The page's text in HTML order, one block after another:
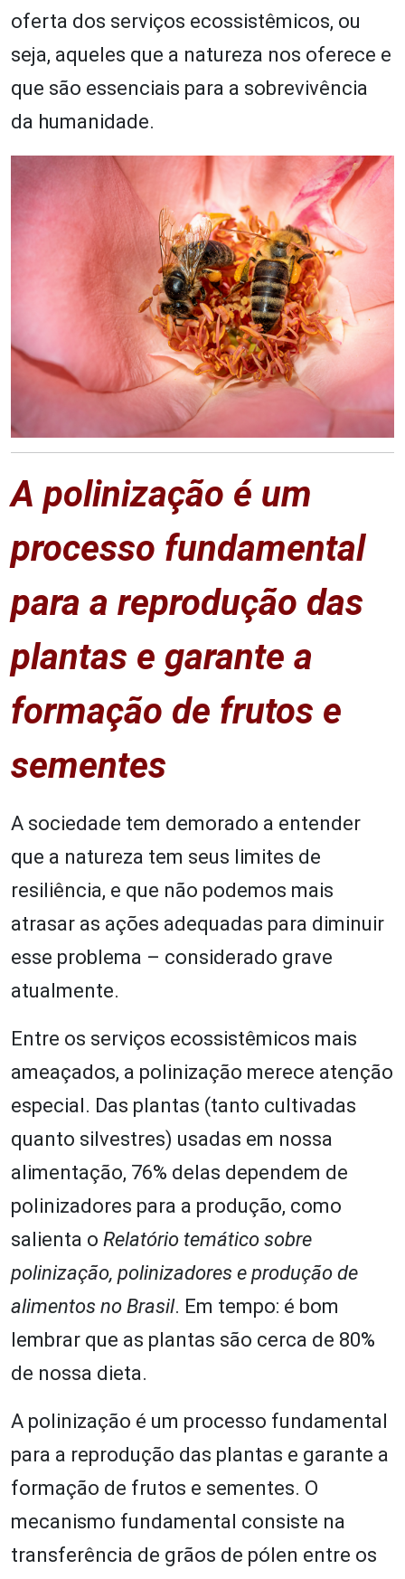
oferta dos serviços ecossistêmicos, ou
seja, aqueles que a natureza nos oferece e
que são essenciais para a sobrevivência
da humanidade.
A polinização é um
processo fundamental
para a reprodução das
plantas e garante a
formação de frutos e
sementes
A sociedade tem demorado a entender
que a natureza tem seus limites de
resiliência, e que não podemos mais
atrasar as ações adequadas para diminuir
esse problema – considerado grave
atualmente.
Entre os serviços ecossistêmicos mais
ameaçados, a polinização merece atenção
especial. Das plantas (tanto cultivadas
quanto silvestres) usadas em nossa
alimentação, 76% delas dependem de
polinizadores para a produção, como
salienta o Relatório temático sobre
polinização, polinizadores e produção de
alimentos no Brasil. Em tempo: é bom
lembrar que as plantas são cerca de 80%
de nossa dieta.
A polinização é um processo fundamental
para a reprodução das plantas e garante a
formação de frutos e sementes. O
mecanismo fundamental consiste na
transferência de grãos de pólen entre os